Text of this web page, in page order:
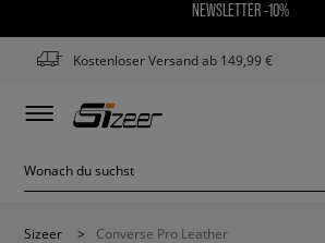
NEWSLETTER -10%
Kostenloser Versand ab 149,99 €
Sizeer > Converse Pro Leather